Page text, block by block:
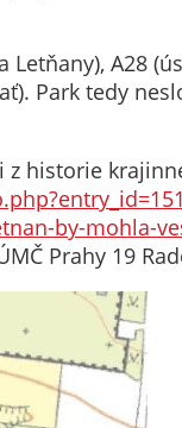
A28
Park tedy
z historie
by-mohla-
Prahy 19